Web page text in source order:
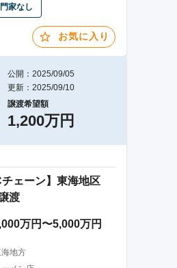
家なし
お気に入り
公開：2025/09/05
更新：2025/09/10
譲渡希望額
1,200万円
チェーン】東海地区
渡
万円〜5,000万円
海地方